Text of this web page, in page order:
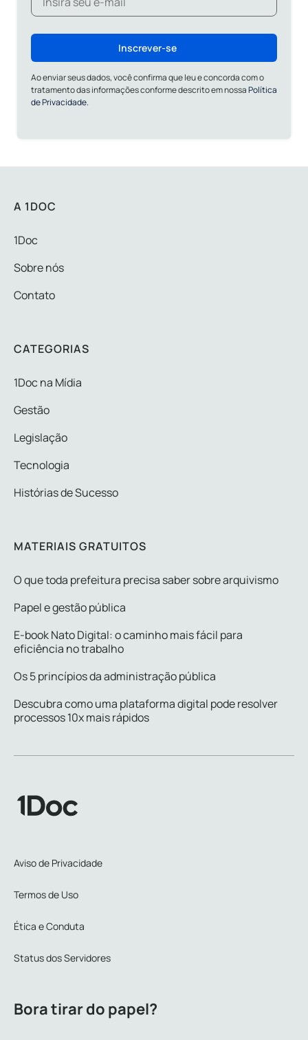
Inscrever-se
Ao enviar seus dados, você confirma que leu e concorda com o
tratamento das informações conforme descrito em nossaPolítica
de Privacidade.
A 1DOC
1Doc
Sobre nós
Contato
CATEGORIAS
1Doc na Mídia
Gestão
Legislação
Tecnologia
Histórias de Sucesso
MATERIAIS GRATUITOS
O que toda prefeitura precisa saber sobre arquivismo
Papel e gestão pública
E-book Nato Digital: o caminho mais fácil para
eficiência no trabalho
Os 5 princípios da administração pública
Descubra como uma plataforma digital pode resolver
processos 10x mais rápidos
Aviso de Privacidade
Termos de Uso
Ética e Conduta
Status dos Servidores
Bora tirar do papel?